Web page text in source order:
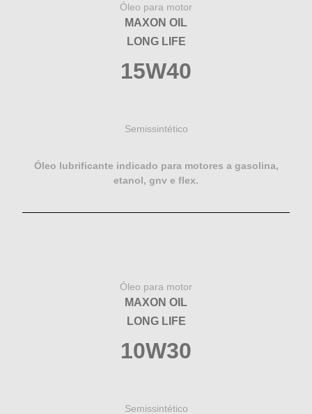
Óleo para motor
MAXON OIL
LONG LIFE
15W40
Semissintético
Óleo lubrificante indicado para motores a gasolina,
etanol, gnv e flex.
Óleo para motor
MAXON OIL
LONG LIFE
10W30
Semissintético